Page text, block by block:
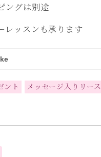
ングは別途
レッスンも承ります
ント メッセージ入りリース